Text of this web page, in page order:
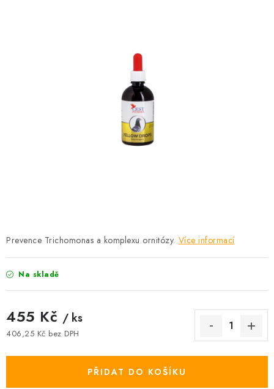
VÝPRODEJ
ZNAČKY
Detail objednávky
Obchodní podmínky
Mapa serveru Kontakt
Prevence Trichomonas a komplexu ornitózy. Více informací
Na skladě
455 Kč / ks
406,25 Kč bez DPH
PŘIDAT DO KOŠÍKU